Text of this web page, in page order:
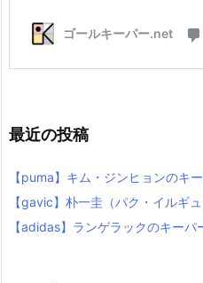
最近の投稿
【puma】キム・ジンヒョンのキ
【gavic】朴一圭（パク・イルギ
【adidas】ランゲラックのキー